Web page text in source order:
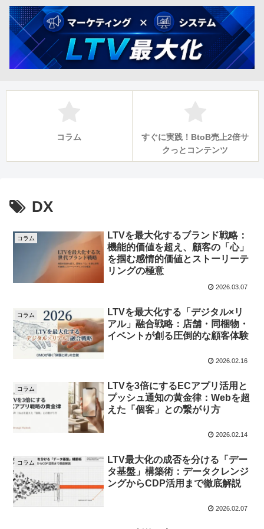
コラム
すぐに実践！BtoB売上2倍サ
クっとコンテンツ
DX
コラム
LTVを最大化するブランド戦略：
機能的価値を超え、顧客の「心」
を掴む感情的価値とストーリーテ
リングの極意
2026.03.07
コラム
LTVを最大化する「デジタル×リ
アル」融合戦略：店舗・同梱物・
イベントが創る圧倒的な顧客体験
2026.02.16
コラム
LTVを3倍にするECアプリ活用と
プッシュ通知の黄金律：Webを超
えた「個客」との繋がり方
2026.02.14
コラム
LTV最大化の成否を分ける「デー
タ基盤」構築術：データクレンジ
ングからCDP活用まで徹底解説
2026.02.07